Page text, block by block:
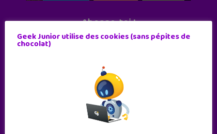
Abonne-toi !
11 numéros par an
JE M'ABONNE !
Geek Junior utilise des cookies (sans pépites de
chocolat)